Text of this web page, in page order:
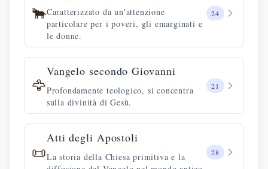
🐂Caratterizzato da un'attenzione
particolare per i poveri, gli emarginati e
le donne.
24
🦅
Vangelo secondo Giovanni
Profondamente teologico, si concentra
sulla divinità di Gesù.
21
📜
Atti degli Apostoli
La storia della Chiesa primitiva e la
28